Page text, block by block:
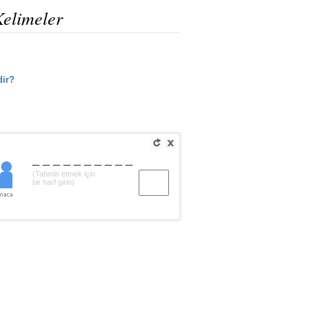
(Tahmin etmek için
bir harf girin)